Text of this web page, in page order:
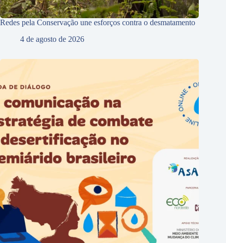
Redes pela Conservação une esforços contra o desmatamento
4 de agosto de 2026